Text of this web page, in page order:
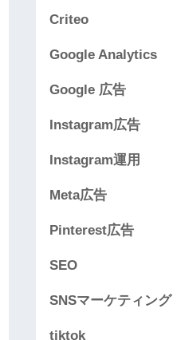
Criteo
Google Analytics
Google 広告
Instagram広告
Instagram運用
Meta広告
Pinterest広告
SEO
SNSマーケティング
tiktok